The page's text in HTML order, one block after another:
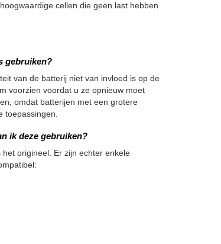
cellen die geen last hebben
gebruiken?
van de batterij niet van invloed is op de
voorzien voordat u ze opnieuw moet
omdat batterijen met een grotere
toepassingen.
ik deze gebruiken?
origineel. Er zijn echter enkele